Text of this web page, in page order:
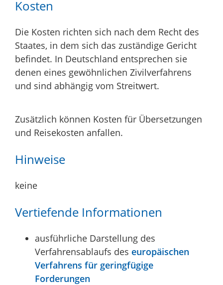
Kosten
Die Kosten richten sich nach dem Recht des
Staates, in dem sich das zuständige Gericht
befindet. In Deutschland entsprechen sie
denen eines gewöhnlichen Zivilverfahrens
und sind abhängig vom Streitwert.
Zusätzlich können Kosten für Übersetzungen
und Reisekosten anfallen.
Hinweise
keine
Vertiefende Informationen
ausführliche Darstellung des
Verfahrensablaufs des europäischen
Verfahrens für geringfügige
Forderungen